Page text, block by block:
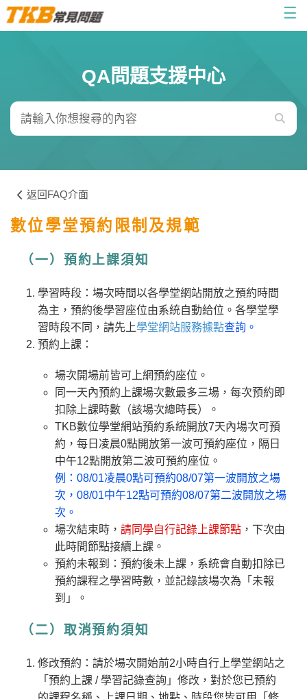
☰
QA問題支援中心
返回FAQ介面
數位學堂預約限制及規範
（一）預約上課須知
學習時段：場次時間以各學堂網站開放之預約時間
為主，預約後學習座位由系統自動給位。各學堂學
習時段不同，請先上學堂網站服務據點查詢。
預約上課：
場次開場前皆可上網預約座位。
同一天內預約上課場次數最多三場，每次預約即
扣除上課時數（該場次總時長）。
TKB數位學堂網站預約系統開放7天內場次可預
約，每日凌晨0點開放第一波可預約座位，隔日
中午12點開放第二波可預約座位。
例：08/01凌晨0點可預約08/07第一波開放之場
次，08/01中午12點可預約08/07第二波開放之場
次。
場次結束時， 請同學自行記錄上課節點 ，下次由
此時間節點接續上課。
預約未報到：預約後未上課，系統會自動扣除已
預約課程之學習時數，並記錄該場次為「未報
到」。
（二）取消預約須知
修改預約：請於場次開始前2小時自行上學堂網站之
「預約上課 / 學習記錄查詢」修改，對於您已預約